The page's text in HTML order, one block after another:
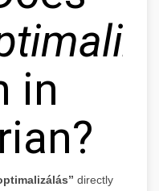
in
directly